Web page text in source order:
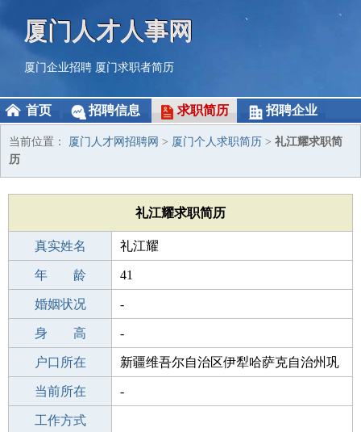
厦门人才人事网
厦门企业招聘 厦门求职者简历
首页 招聘信息 求职简历 招聘企业
当前位置： 厦门人才网招聘网 > 厦门个人求职简历 > 礼江耀求职简
历
礼江耀求职简历
真实姓名 礼江耀
性 别 男
年 龄 41
出生年月 1985-03-24
婚姻状况 -
学 历 高中
身 高 -
毕业学校 广东海洋大学职业技术学院
户口所在 新疆维吾尔自治区伊犁哈萨克自治州巩
留县
所学专业 -
当前所在 -
工作经验
工作方式